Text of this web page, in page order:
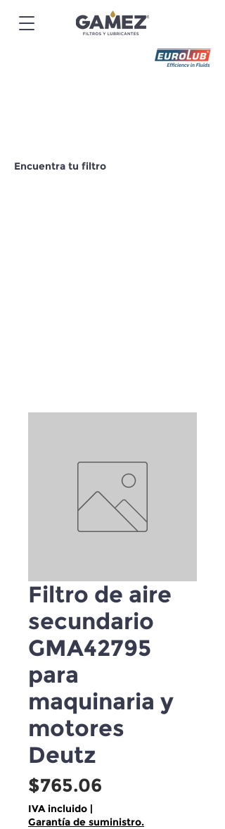
Encuentra tu filtro
Filtro de aire
secundario
GMA42795
para
maquinaria y
motores
Deutz
$765.06
IVA incluido |
Garantía de suministro.